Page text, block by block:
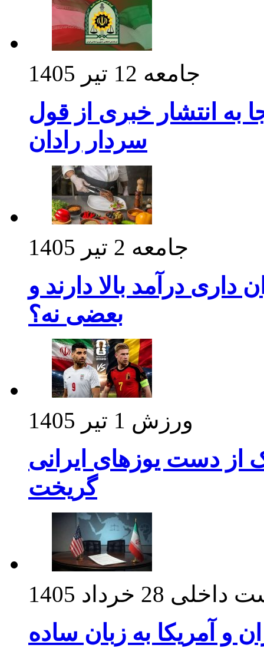
جامعه 12 تیر 1405
به انتشار خبری از قول
سردار رادان
جامعه 2 تیر 1405
درآمد بالا دارند و
بعضی نه؟
ورزش 1 تیر 1405
از دست یوزهای ایرانی
گریخت
داخلی 28 خرداد 1405
و آمریکا به زبان ساده